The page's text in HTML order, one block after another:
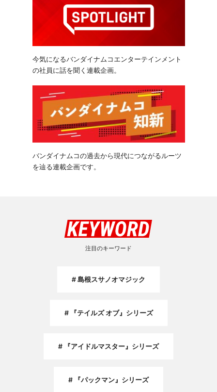
今気になるバンダイナムコエンターテインメント
の社員に話を聞く連載企画。
バンダイナムコの過去から現代につながるルーツ
を辿る連載企画です。
注目のキーワード
島根スサノオマジック
『テイルズ オブ』シリーズ
『アイドルマスター』シリーズ
『パックマン』シリーズ